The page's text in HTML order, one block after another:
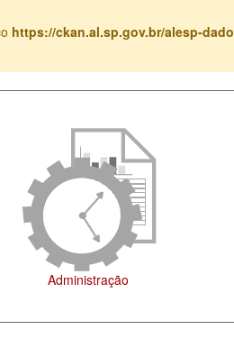
https://ckan.al.sp.gov.br/alesp-
Legislação